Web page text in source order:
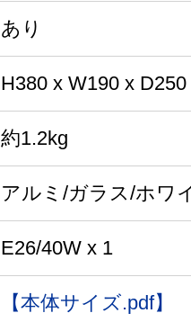
あり
H380 x W190 x D250
約1.2kg
アルミ/ガラス/ホワ
E26/40W x 1
【本体サイズ.pdf】